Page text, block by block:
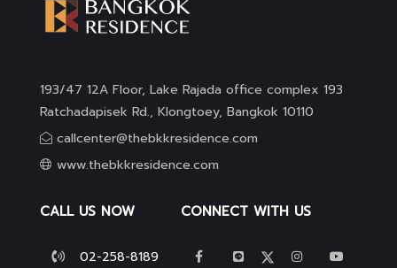
193/47 12A Floor, Lake Rajada office complex 193
Ratchadapisek Rd., Klongtoey, Bangkok 10110
callcenter@thebkkresidence.com
www.thebkkresidence.com
CALL US NOW
02-258-8189
CONNECT WITH US